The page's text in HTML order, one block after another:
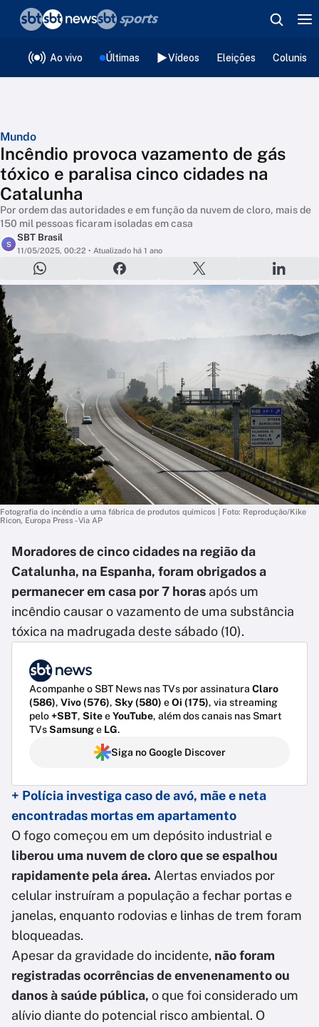
Ao vivo Últimas Vídeos Eleições
Mundo
Incêndio provoca vazamento de gás
tóxico e paralisa cinco cidades na
Catalunha
Por ordem das autoridades e em função da nuvem de cloro, mais de
150 mil pessoas ficaram isoladas em casa
S
SBT Brasil
11/05/2025, 00:22 • Atualizado há 1 ano
Fotografia do incêndio a uma fábrica de produtos químicos | Foto: Reprodução/Kike
Ricon, Europa Press - Via AP
Moradores de cinco cidades na região da
Catalunha, na Espanha, foram obrigados a
permanecer em casa por 7 horas após um
incêndio causar o vazamento de uma substância
tóxica na madrugada deste sábado (10).
Acompanhe o SBT News nas TVs por assinatura Claro
(586), Vivo (576), Sky (580) eOi (175), via streaming
pelo+SBT, SiteeYouTube, além dos canais nas Smart
TVsSamsunge LG.
Siga no Google Discover
+ Polícia investiga caso de avó, mãe e neta
encontradas mortas em apartamento
O fogo começou em um depósito industrial e
liberou uma nuvem de cloro que se espalhou
rapidamente pela área. Alertas enviados por
celular instruíram a população a fechar portas e
janelas, enquanto rodovias e linhas de trem foram
bloqueadas.
Apesar da gravidade do incidente, não foram
registradas ocorrências de envenenamento ou
danos à saúde pública, o que foi considerado um
alívio diante do potencial risco ambiental. O
❮voltar
Editorias